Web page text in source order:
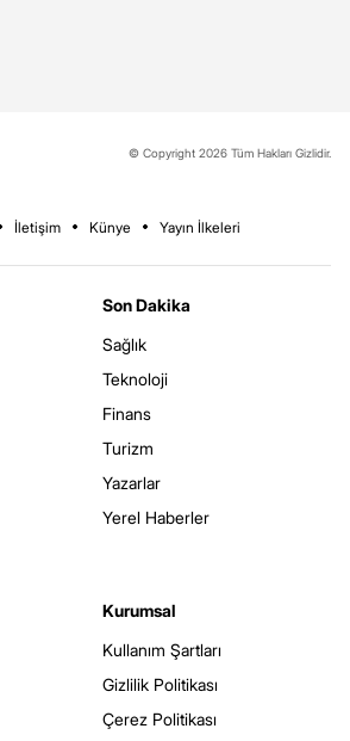
© Copyright 2026 Tüm Hakları Gizlidir.
İletişim Künye Yayın İlkeleri
Son Dakika
Sağlık
Teknoloji
Finans
Turizm
Yazarlar
Yerel Haberler
Kurumsal
Kullanım Şartları
Gizlilik Politikası
Çerez Politikası